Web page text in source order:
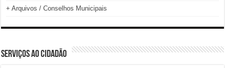
+ Arquivos / Conselhos Municipais
SERVIÇOS AO CIDADÃO